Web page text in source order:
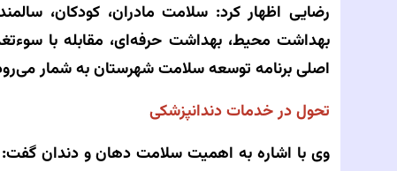
رضایی اظهار کرد: سلامت مادران، کودکان،
بهداشت محیط، بهداشت حرفه‌ای، مقابله با
اصلی برنامه توسعه سلامت شهرستان به شمار
تحول در خدمات دندانپزشکی
وی با اشاره به اهمیت سلامت دهان و دندان